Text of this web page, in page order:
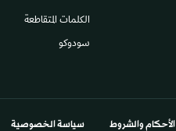
الكلمات المتقاطعة
سودوكو
الأحكام والشروط سياسة الخصوصية